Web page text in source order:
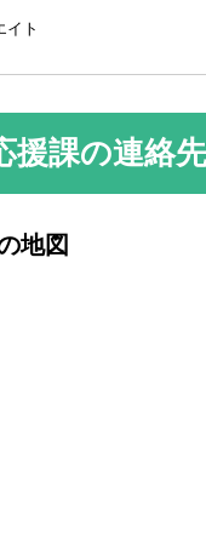
イト
援課の連絡先
地図